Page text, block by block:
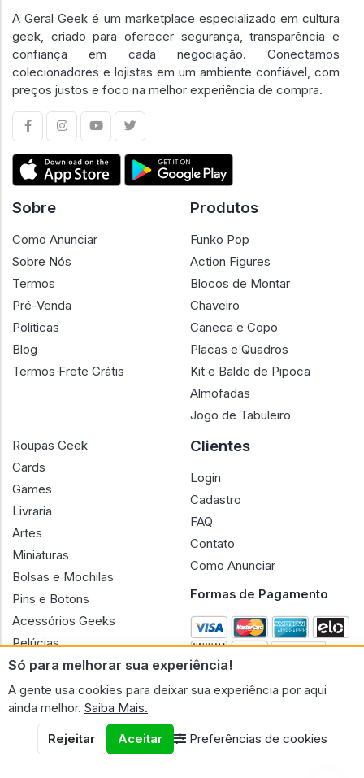
Só para melhorar sua experiência!
A gente usa cookies para deixar sua experiência por aqui
ainda melhor. Saiba Mais.
Rejeitar
Aceitar Preferências de cookies
A Geral Geek é um marketplace especializado em cultura
geek, criado para oferecer segurança, transparência e
confiança em cada negociação. Conectamos
colecionadores e lojistas em um ambiente confiável, com
preços justos e foco na melhor experiência de compra.
Sobre
Como Anunciar
Sobre Nós
Termos
Pré-Venda
Políticas
Blog
Termos Frete Grátis
Produtos
Funko Pop
Action Figures
Blocos de Montar
Chaveiro
Caneca e Copo
Placas e Quadros
Kit e Balde de Pipoca
Almofadas
Jogo de Tabuleiro
Roupas Geek
Cards
Games
Livraria
Artes
Miniaturas
Bolsas e Mochilas
Pins e Botons
Acessórios Geeks
Pelúcias
Bonecas
Clientes
Login
Cadastro
FAQ
Contato
Como Anunciar
Formas de Pagamento
CNPJ n.º 30.220.458/0001-17 - GERAL GEEK PORTAL ELETRONICO